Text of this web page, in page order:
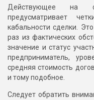
Действующее на
предусматривает
кабальности сделки.
раз из фактических
значение и статус
предприниматель,
средняя стоимость
и тому подобное.
Следует обратить